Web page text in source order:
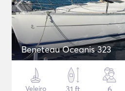
Beneteau Oceanis 323
Veleiro
31 ft
6